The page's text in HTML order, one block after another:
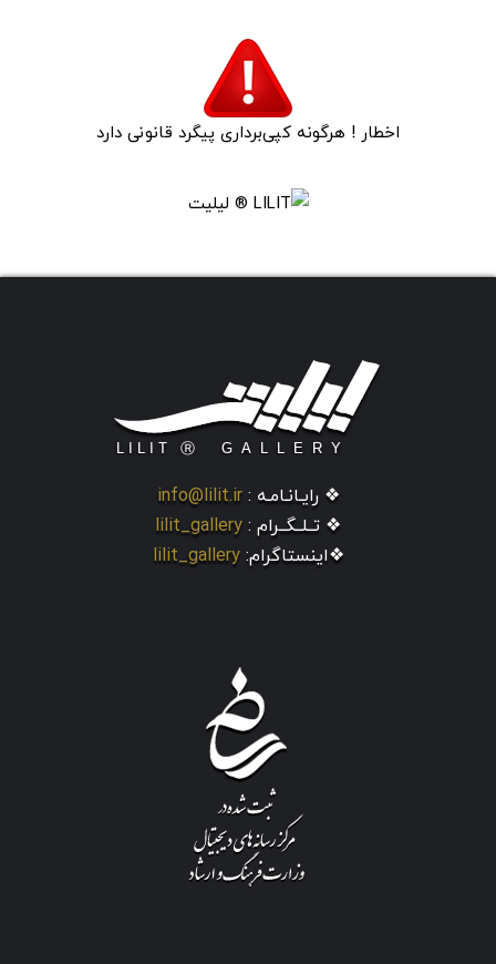
اخطار ! هرگونه کپی‌برداری پیگرد قانونی دارد
❖ رایـانـامـه : info@lilit.ir
❖ تــلــگــرام : lilit_gallery
❖اینستاگرام: lilit_gallery